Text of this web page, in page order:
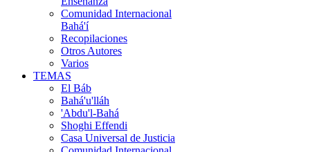
Comunidad Internacional
Bahá'í
Recopilaciones
Otros Autores
Varios
TEMAS
El Báb
Bahá'u'lláh
'Abdu'l-Bahá
Shoghi Effendi
Casa Universal de Justicia